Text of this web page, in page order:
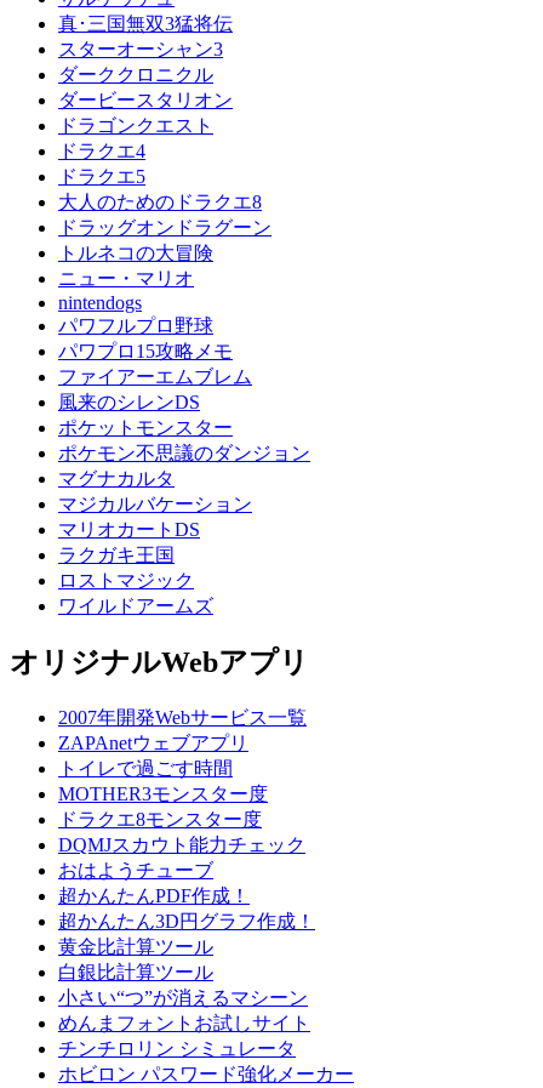
真･三国無双3猛将伝
スターオーシャン3
ダーククロニクル
ダービースタリオン
ドラゴンクエスト
ドラクエ4
ドラクエ5
大人のためのドラクエ8
ドラッグオンドラグーン
トルネコの大冒険
ニュー・マリオ
nintendogs
パワフルプロ野球
パワプロ15攻略メモ
ファイアーエムブレム
風来のシレンDS
ポケットモンスター
ポケモン不思議のダンジョン
マグナカルタ
マジカルバケーション
マリオカートDS
ラクガキ王国
ロストマジック
ワイルドアームズ
オリジナルWebアプリ
2007年開発Webサービス一覧
ZAPAnetウェブアプリ
トイレで過ごす時間
MOTHER3モンスター度
ドラクエ8モンスター度
DQMJスカウト能力チェック
おはようチューブ
超かんたんPDF作成！
超かんたん3D円グラフ作成！
黄金比計算ツール
白銀比計算ツール
小さい“つ”が消えるマシーン
めんまフォントお試しサイト
チンチロリン シミュレータ
ホビロン パスワード強化メーカー